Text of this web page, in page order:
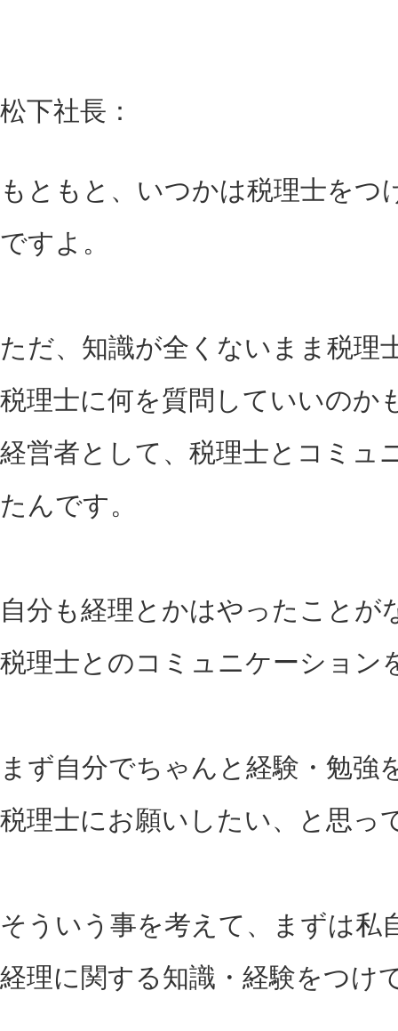
松下社長：
もともと、いつかは税理士を
ですよ。
ただ、知識が全くないまま税理
税理士に何を質問していいのか
経営者として、税理士とコミュ
たんです。
自分も経理とかはやったことが
税理士とのコミュニケーション
まず自分でちゃんと経験・勉強
税理士にお願いしたい、と思っ
そういう事を考えて、まずは私
経理に関する知識・経験をつけ